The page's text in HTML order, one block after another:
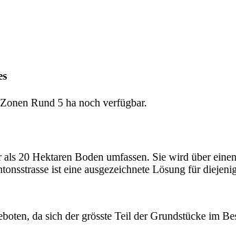
Rund 5 ha noch verfügbar.
20 Hektaren Boden umfassen. Sie wird über
ist eine ausgezeichnete Lösung für
da sich der grösste Teil der Grundstücke im